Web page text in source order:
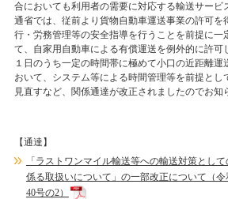
合においても利用者の需要に対応する輸送サービ
通省では、従前より貨物自動車運送事業の許可を
行・労務管理等の安全指導を行うことを前提に一
て、自家用自動車による有償運送を例外的に許可
１日のうち一定の時間帯に極めて小口の近距離運
おいて、システム等による時間管理等を前提とし
見直すなど、関係通達が改正されましたのでお知
【通達】
「ラストワンマイル輸送等への輸送対策とし
係る取扱いについて」の一部改正について（
40号の2）